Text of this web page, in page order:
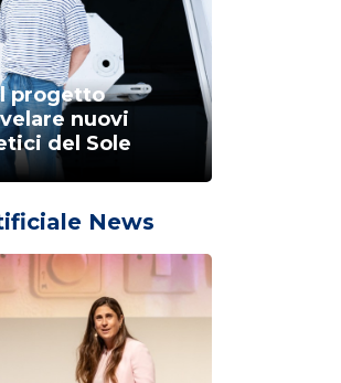
progetto
nuovi
del Sole
News